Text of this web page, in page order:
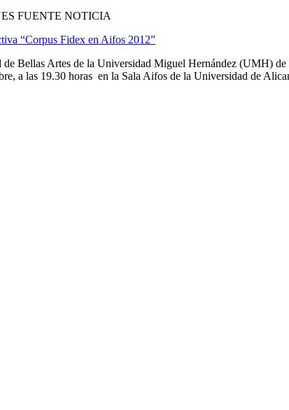
FUENTE NOTICIA
“Corpus Fidex en Aifos 2012”
Bellas Artes de la Universidad Miguel Hernández (UMH)
a las 19.30 horas en la Sala Aifos de la Universidad de